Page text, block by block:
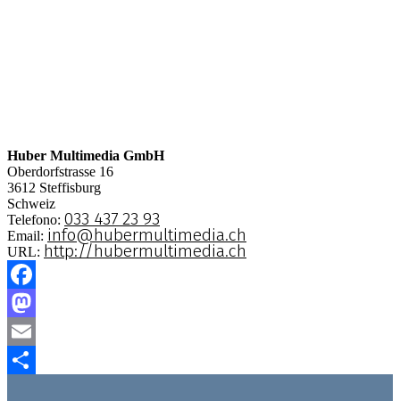
Huber Multimedia GmbH
Oberdorfstrasse 16
3612 Steffisburg
Schweiz
Telefono: 033 437 23 93
Email: info@hubermultimedia.ch
URL: http://hubermultimedia.ch
Facebook
Mastodon
Email
Condividi